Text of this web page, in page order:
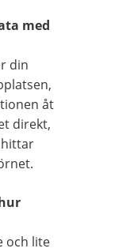
med
din
åt
direkt,
hittar
och lite